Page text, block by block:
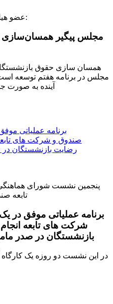
عضو هیات رئیسه مجلس شورای اسلامی:
مجلس پیگیر
همسان سازی حقوق
مجلس در برنامه هفتم توسعه
آینده به
پنجمین نشست شورای
تابعه
شرکت های تابعه
بازنشستگان در صدر
در این نشست دو روزه یک